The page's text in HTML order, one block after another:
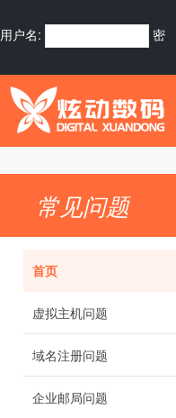
用户名: 密
常见问题
首页
虚拟主机问题
域名注册问题
企业邮局问题